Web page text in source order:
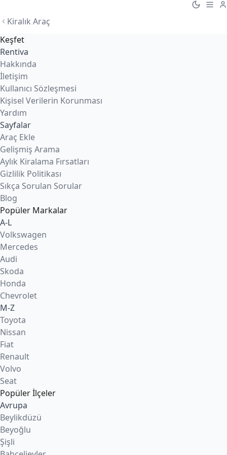
Kiralık Araç
Keşfet
Rentiva
Hakkında
İletişim
Kullanıcı Sözleşmesi
Kişisel Verilerin Korunması
Yardım
Sayfalar
Araç Ekle
Gelişmiş Arama
Aylık Kiralama Fırsatları
Gizlilik Politikası
Sıkça Sorulan Sorular
Blog
Popüler Markalar
A-L
Volkswagen
Mercedes
Audi
Skoda
Honda
Chevrolet
M-Z
Toyota
Nissan
Fiat
Renault
Volvo
Seat
Popüler İlçeler
Avrupa
Beylikdüzü
Beyoğlu
Şişli